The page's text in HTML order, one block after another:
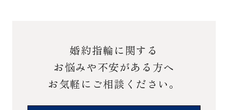
婚約指輪に関する
お悩みや不安がある方へ
お気軽にご相談ください。